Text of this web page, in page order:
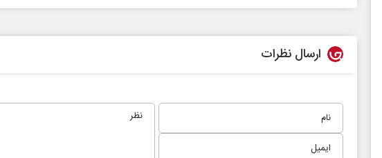
ارسال نظرات
صفحات نخست روزنامه ها‌ی‌سه‌شنبه ۶ مردادماه